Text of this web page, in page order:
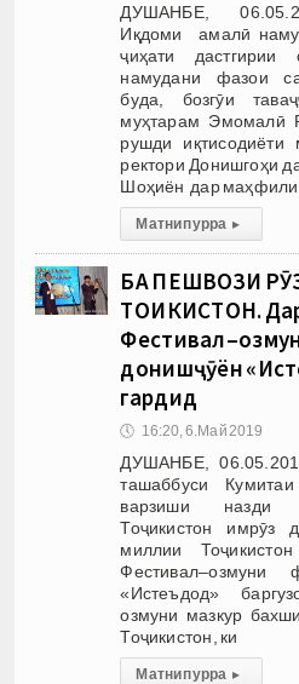
ДУШАНБЕ,
Иқдоми амалӣ
ҷиҳати дастгирии
намудани фазои
буда, бозгӯи
муҳтарам Эмомалӣ
рушди иқтисодиёти
ректори Донишгоҳи
Шоҳиён дар маҳфили
Матни пурра ▸
БА ПЕШВОЗИ
ТОҶИКИСТОН.
донишҷӯён
гардид
🕔 16:20, 6.Май 2019
ДУШАНБЕ,
ташаббуси
варзиши назди
Тоҷикистон имрӯз
миллии
Фестивал–озмуни
«Истеъдод»
озмуни мазкур
Тоҷикистон, ки
Матни пурра ▸